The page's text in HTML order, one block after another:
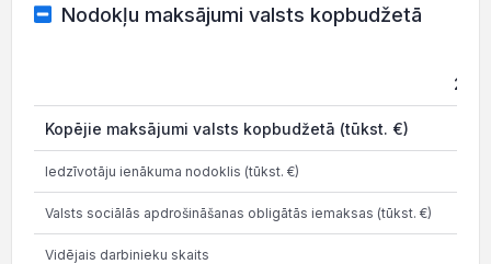
Nodokļu maksājumi valsts kopbudžetā
2025
Kopējie maksājumi valsts kopbudžetā (tūkst. €)
Iedzīvotāju ienākuma nodoklis (tūkst. €)
Valsts sociālās apdrošināšanas obligātās iemaksas (tūkst. €)
Vidējais darbinieku skaits